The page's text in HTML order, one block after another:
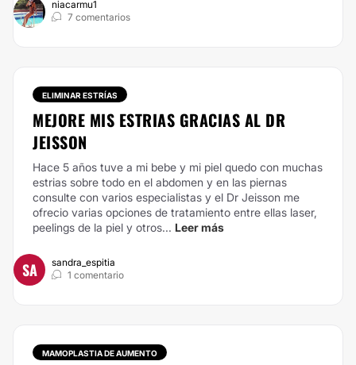
niacarmu1
7 comentarios
ELIMINAR ESTRÍAS
MEJORE MIS ESTRIAS GRACIAS AL DR
JEISSON
Hace 5 años tuve a mi bebe y mi piel quedo con muchas
estrias sobre todo en el abdomen y en las piernas
consulte con varios especialistas y el Dr Jeisson me
ofrecio varias opciones de tratamiento entre ellas laser,
peelings de la piel y otros... Leer más
SA
sandra_espitia
1 comentario
MAMOPLASTIA DE AUMENTO